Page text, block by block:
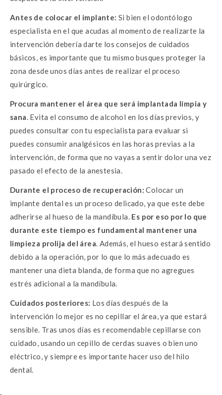
Antes de colocar el implante: Si bien el odontólogo
especialista en el que acudas al momento de realizarte la
intervención debería darte los consejos de cuidados
básicos, es importante que tu mismo busques proteger la
zona desde unos días antes de realizar el proceso
quirúrgico.
Procura mantener el área que será implantada limpia y
sana. Evita el consumo de alcohol en los días previos, y
puedes consultar con tu especialista para evaluar si
puedes consumir analgésicos en las horas previas a la
intervención, de forma que no vayas a sentir dolor una vez
pasado el efecto de la anestesia.
Durante el proceso de recuperación:Colocar un
implante dental es un proceso delicado, ya que este debe
adherirse al hueso de la mandíbula. Es por eso por lo que
durante este tiempo es fundamental mantener una
limpieza prolija del área. Además, el hueso estará sentido
debido a la operación, por lo que lo más adecuado es
mantener una dieta blanda, de forma que no agregues
estrés adicional a la mandíbula.
Cuidados posteriores: Los días después de la
intervención lo mejor es no cepillar el área, ya que estará
sensible. Tras unos días es recomendable cepillarse con
cuidado, usando un cepillo de cerdas suaves o bien uno
eléctrico, y siempre es importante hacer uso del hilo
dental.